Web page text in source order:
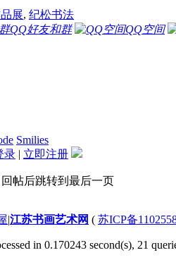
展, 纪松书法
QQ好友和群
QQ空间
Smilies
录 | 立即注册
回帖后跳转到最后一页
|江苏书画艺术网 ( 苏ICP备
in 0.170243 second(s), 21